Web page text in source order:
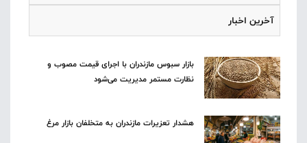
آخرین اخبار
بازار سبوس مازندران با اجرای قیمت مصوب و
نظارت مستمر مدیریت می‌شود
هشدار تعزیرات مازندران به متخلفان بازار مرغ